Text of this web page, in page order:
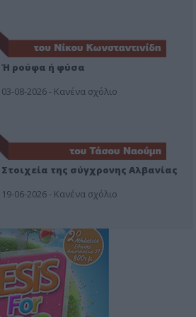
Ή ρούφα ή φύσα
03-08-2026 - Κανένα σχόλιο
Στοιχεία της σύγχρονης Αλβανίας
19-06-2026 - Κανένα σχόλιο